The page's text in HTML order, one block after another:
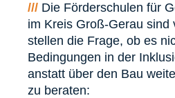
/// Die Förderschulen für
im Kreis Groß-Gerau sind
stellen die Frage, ob es
Bedingungen in der
anstatt über den Bau
zu beraten: